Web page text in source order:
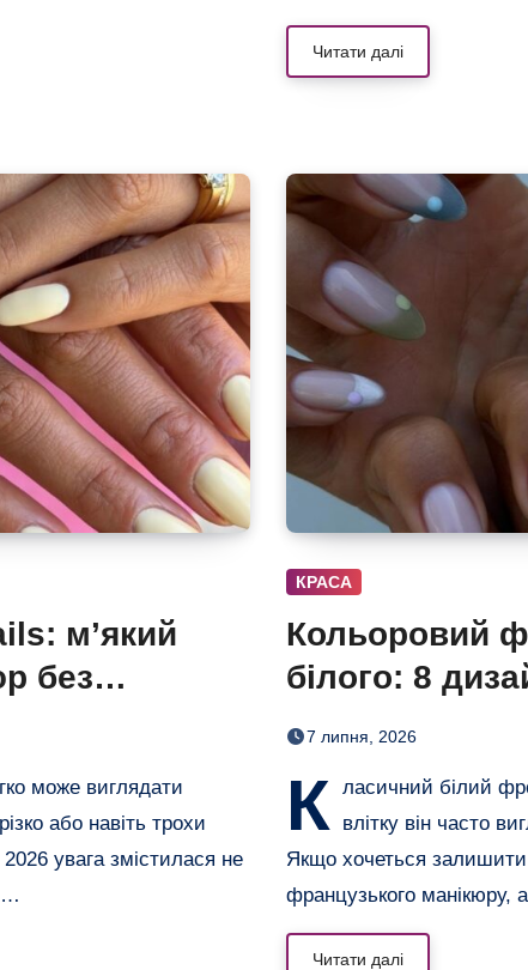
Читати далі
м’який
без
може виглядати
або навіть трохи
увага змістилася не
КРАСА
Кольоровий
білого: 8
7 липня, 2026
К ласичний білий
влітку він часто
Якщо хочеться
французького
Читати далі